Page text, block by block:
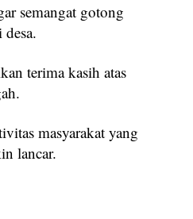
semangat gotong
terima kasih atas
masyarakat yang
lancar.